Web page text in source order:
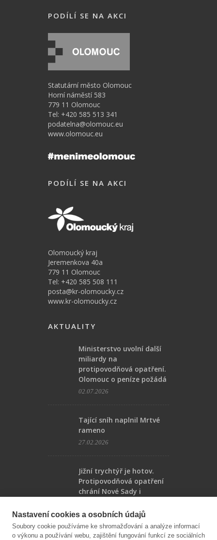
PODÍLÍ SE NA AKCI
Statutární město Olomouc
Horní náměstí 583
779 11 Olomouc
Tel: +420 585 513 341
podatelna@olomouc.eu
www.olomouc.eu
PODÍLÍ SE NA AKCI
Olomoucký kraj
Jeremenkova 40a
779 11 Olomouc
Tel: +420 585 508 111
posta@kr-olomoucky.cz
www.kr-olomoucky.cz
AKTUALITY
Ministerstvo uvolní další
miliardy na
protipovodňová opatření.
Olomouc o peníze požádá
02.07.2026
Tající sníh naplnil Mrtvé
rameno
27.02.2026
Jižní trychtýř je hotov.
Protipovodňová opatření
chrání Nové Sady i
14.11.2025
Nastavení cookies a osobních údajů
Soubory cookie používáme ke shromažďování a analýze informací
o výkonu a používání webu, zajištění fungování funkcí ze sociálních